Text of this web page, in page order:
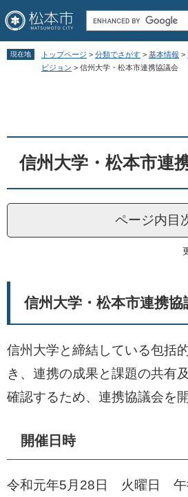
ペ
す
。
メ
し
て
現在地 トップページ > 分類でさがす > 基本情報 >
ビジョン > 信州大学・松本市連携協議会
信州大学・松本市連
ページ内目
信州大学・松本市連携協
信州大学と締結している包括
き、連携の成果と課題の共有
確認するため、連携協議会を
開催日時
令和元年5月28日 火曜日 午